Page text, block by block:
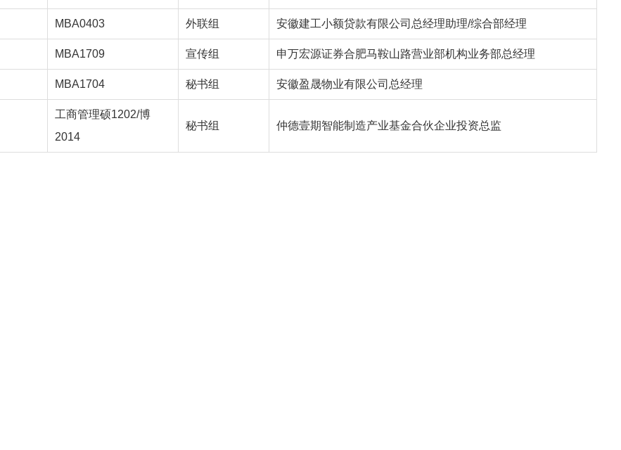
MBA0403 外联组 安徽建工小额贷款有限公司总经理助理/综合部经理
MBA1709 宣传组 申万宏源证券合肥马鞍山路营业部机构业务部总经理
MBA1704 秘书组 安徽盈晟物业有限公司总经理
工商管理硕1202/博
2014
秘书组 仲德壹期智能制造产业基金合伙企业投资总监